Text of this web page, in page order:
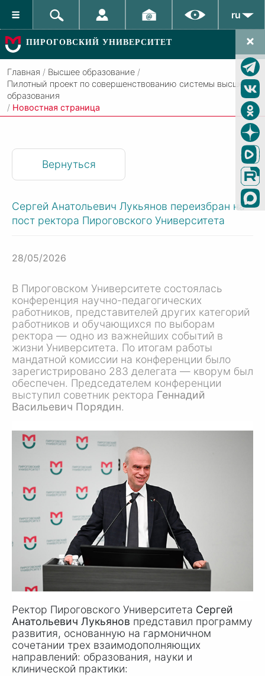
ru
ПИРОГОВСКИЙ УНИВЕРСИТЕТ
Главная / Высшее образование /
Пилотный проект по совершенствованию системы высшего
образования
/ Новостная страница
Сергей Анатольевич Лукьянов переизбран на
пост ректора Пироговского Университета
28/05/2026
В Пироговском Университете состоялась
конференция научно-педагогических
работников, представителей других категорий
работников и обучающихся по выборам
ректора — одно из важнейших событий в
жизни Университета. По итогам работы
мандатной комиссии на конференции было
зарегистрировано 283 делегата — кворум был
обеспечен. Председателем конференции
выступил советник ректора Геннадий
Васильевич Порядин.
Ректор Пироговского Университета Сергей
Анатольевич Лукьянов представил программу
развития, основанную на гармоничном
сочетании трех взаимодополняющих
направлений: образования, науки и
клинической практики:
Вернуться